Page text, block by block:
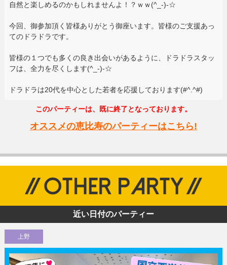
自然と楽しめるのかもしれませんよ！？ｗｗ(^_-)-☆
今回、御参加頂く皆様ありがとう御座います。皆様のご支援あっ
てのドラドラです。
皆様の１つでも多くの良き出会いがあるように、ドラドラスタッ
フは、全力を尽くします(^_-)-☆
ドラドラは20代を中心とした若者を応援しております(#^.^#)
このパーティーは、既に終了となっております。
オススメの恵比寿のパーティーはこちら!
近い日付のパーティー
上野